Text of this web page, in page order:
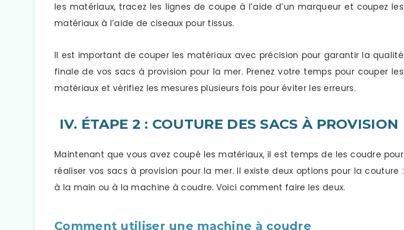
les matériaux, tracez les lignes de coupe à l’aide d’un marqueur et coupez les
matériaux à l’aide de ciseaux pour tissus.
Il est important de couper les matériaux avec précision pour garantir la qualité
finale de vos sacs à provision pour la mer. Prenez votre temps pour couper les
matériaux et vérifiez les mesures plusieurs fois pour éviter les erreurs.
IV. ÉTAPE 2 : COUTURE DES SACS À PROVISION
Maintenant que vous avez coupé les matériaux, il est temps de les coudre pour
réaliser vos sacs à provision pour la mer. Il existe deux options pour la couture :
à la main ou à la machine à coudre. Voici comment faire les deux.
Comment utiliser une machine à coudre